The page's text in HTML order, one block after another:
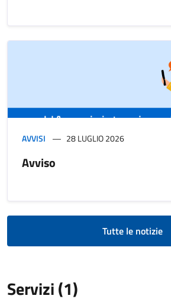
AVVISI 28 LUGLIO 2026
Avviso
Tutte le notizie
Servizi (1)